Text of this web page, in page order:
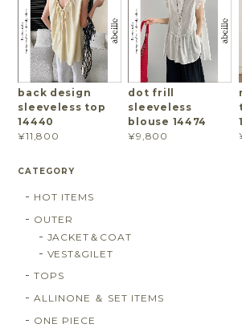
back design
sleeveless top
14440
¥11,800
dot frill
sleeveless
blouse 14474
¥9,800
CATEGORY
HOT ITEMS
OUTER
JACKET＆COAT
VEST&GILET
TOPS
ALLINONE ＆ SET ITEMS
ONE PIECE